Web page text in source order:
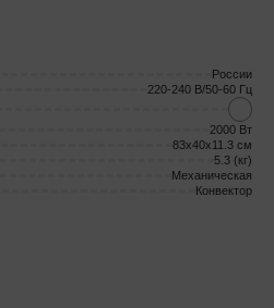
России
220-240 В/50-60 Гц
2000 Вт
83x40x11.3 см
5.3 (кг)
Механическая
Конвектор